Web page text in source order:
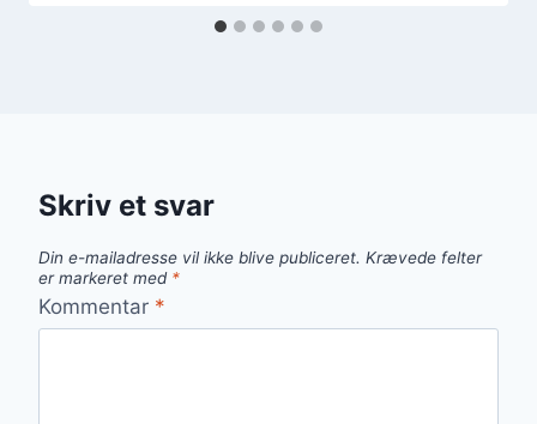
Skriv et svar
Din e-mailadresse vil ikke blive publiceret. Krævede felter
er markeret med *
Kommentar *